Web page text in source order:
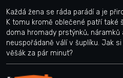
Každá žena se ráda parádí a je
K tomu kromě oblečené patří také
doma hromady prstýnků, náramků
neuspořádaně válí v šuplíku. Jak
věšák za pár minut?